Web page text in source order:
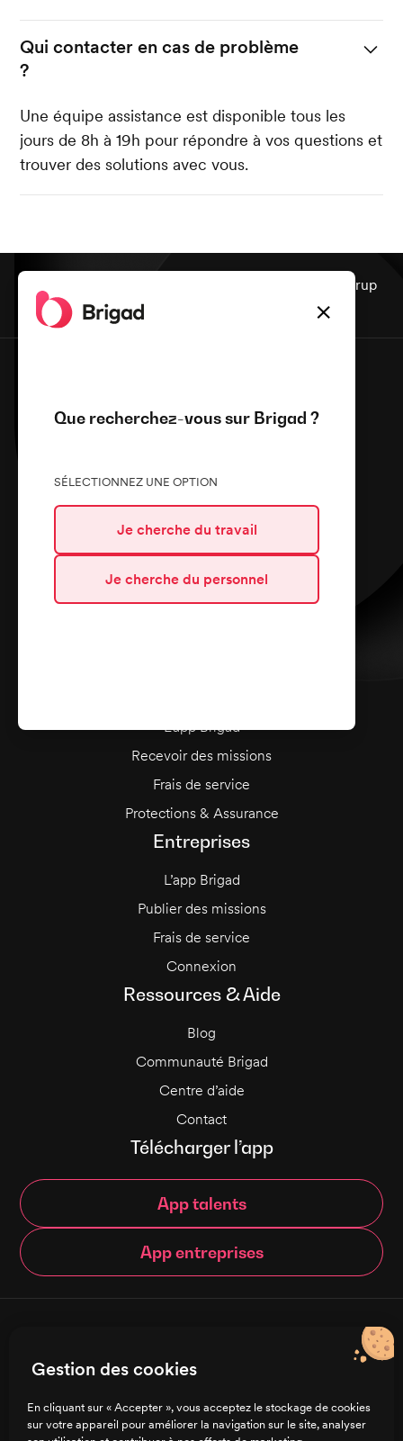
Qui contacter en cas de problème
?
Une équipe assistance est disponible tous les
jours de 8h à 19h pour répondre à vos questions et
trouver des solutions avec vous.
✕
Que recherchez-vous sur Brigad ?
SÉLECTIONNEZ UNE OPTION
Je cherche du travail
Je cherche du personnel
Nos services sont assurés par notre partenaire Assurup
Restauration & Hôtellerie
Qui nous sommes ?
L’app Brigad
Recevoir des missions
Frais de service
Protections & Assurance
Entreprises
L’app Brigad
Publier des missions
Frais de service
Connexion
Ressources & Aide
Blog
Communauté Brigad
Centre d’aide
Contact
Télécharger l’app
App talents
App entreprises
Charte de confidentialité
Gestion des cookies
En cliquant sur « Accepter », vous acceptez le stockage de cookies
sur votre appareil pour améliorer la navigation sur le site, analyser